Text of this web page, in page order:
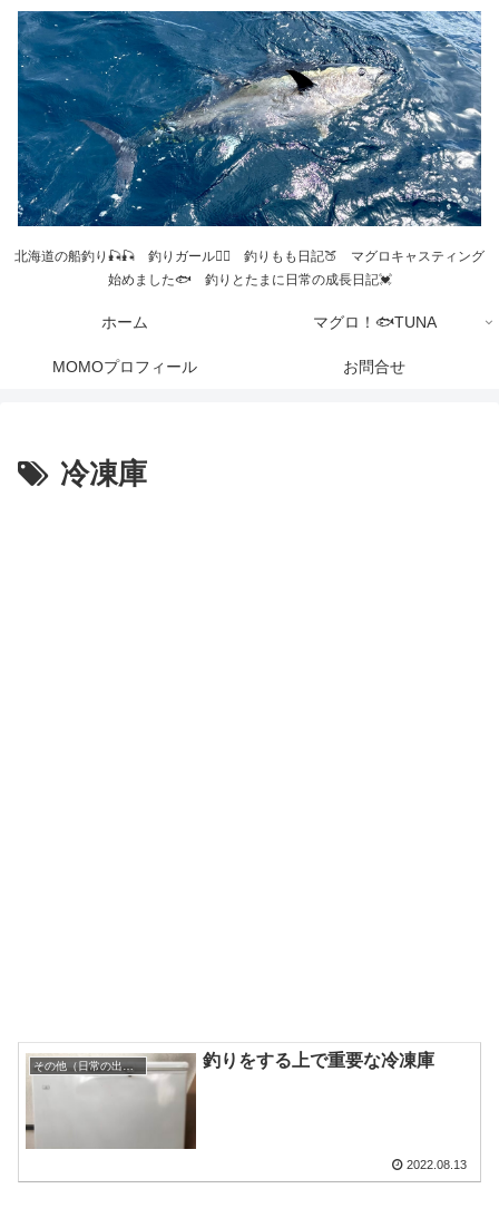
北海道の船釣り🎣🎣 釣りガール💁‍♀️ 釣りもも日記🍑 マグロキャスティング
始めました🐟 釣りとたまに日常の成長日記💓
ホーム マグロ！🐟TUNA
MOMOプロフィール お問合せ
冷凍庫
その他（日常の出来事） 釣りをする上で重要な冷凍庫
2022.08.13